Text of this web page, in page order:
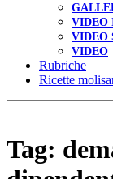
VIDEO
VIDEO
VIDEO
Rubriche
Ricette
Tag: